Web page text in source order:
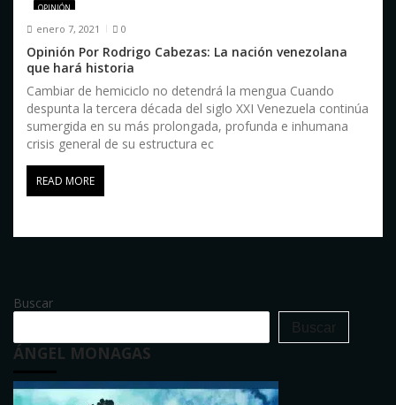
OPINIÓN
enero 7, 2021 0
Opinión Por Rodrigo Cabezas: La nación venezolana
que hará historia
Cambiar de hemiciclo no detendrá la mengua Cuando
despunta la tercera década del siglo XXI Venezuela continúa
sumergida en su más prolongada, profunda e inhumana
crisis general de su estructura ec
READ MORE
Buscar
Buscar
ÁNGEL MONAGAS